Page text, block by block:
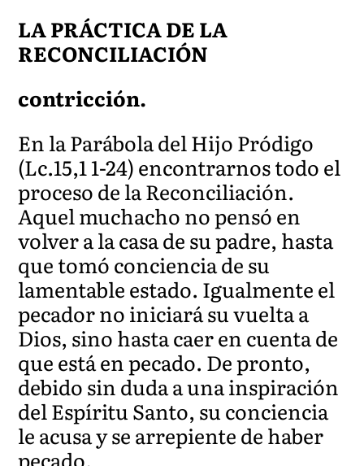
LA PRÁCTICA DE LA
RECONCILIACIÓN
contricción.
En la Parábola del Hijo Pródigo
(Lc.15,1 1-24) encontrarnos todo el
proceso de la Reconciliación.
Aquel muchacho no pensó en
volver a la casa de su padre, hasta
que tomó conciencia de su
lamentable estado. Igualmente el
pecador no iniciará su vuelta a
Dios, sino hasta caer en cuenta de
que está en pecado. De pronto,
debido sin duda a una inspiración
del Espíritu Santo, su conciencia
le acusa y se arrepiente de haber
pecado.